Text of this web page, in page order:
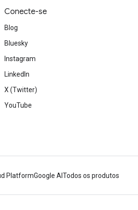
Conecte-se
Blog
Bluesky
Instagram
LinkedIn
X (Twitter)
YouTube
PlatformGoogle AI Todos os produtos